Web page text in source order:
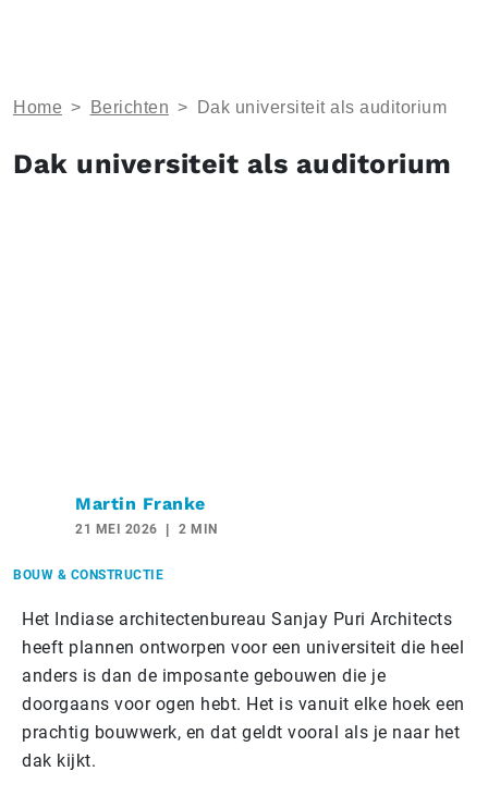
Home > Berichten > Dak universiteit als auditorium
Dak universiteit als auditorium
Martin Franke
21 MEI 2026 2 MIN
BOUW & CONSTRUCTIE
Het Indiase architectenbureau Sanjay Puri Architects
heeft plannen ontworpen voor een universiteit die heel
anders is dan de imposante gebouwen die je
doorgaans voor ogen hebt. Het is vanuit elke hoek een
prachtig bouwwerk, en dat geldt vooral als je naar het
dak kijkt.